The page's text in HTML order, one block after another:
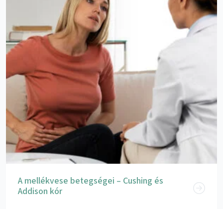
A mellékvese betegségei – Cushing és
Addison kór